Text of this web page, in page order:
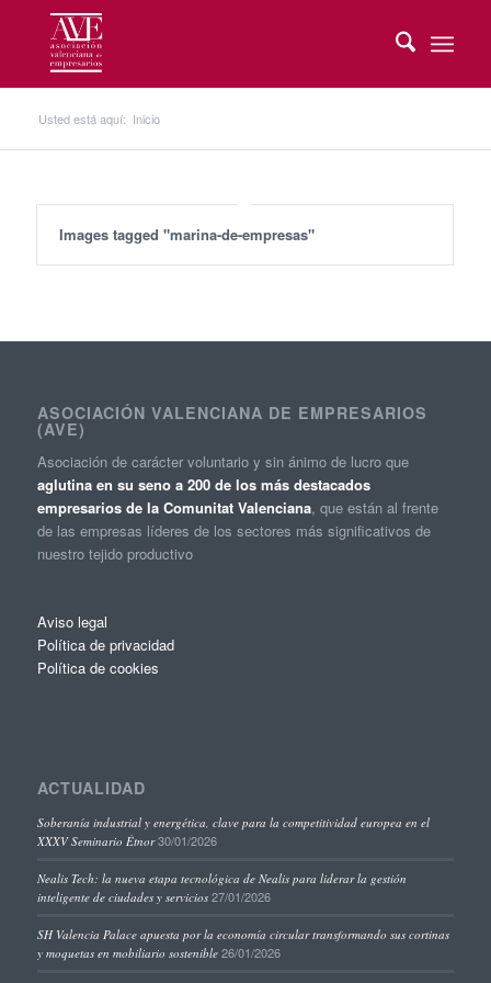
Usted está aquí: Inicio
Images tagged "marina-de-empresas"
ASOCIACIÓN VALENCIANA DE EMPRESARIOS
(AVE)
Asociación de carácter voluntario y sin ánimo de lucro que
aglutina en su seno a 200 de los más destacados
empresarios de la Comunitat Valenciana, que están al frente
de las empresas líderes de los sectores más significativos de
nuestro tejido productivo
Aviso legal
Política de privacidad
Política de cookies
ACTUALIDAD
Soberanía industrial y energética, clave para la competitividad europea en el
XXXV Seminario Étnor 30/01/2026
Nealis Tech: la nueva etapa tecnológica de Nealis para liderar la gestión
inteligente de ciudades y servicios 27/01/2026
SH Valencia Palace apuesta por la economía circular transformando sus cortinas
y moquetas en mobiliario sostenible 26/01/2026